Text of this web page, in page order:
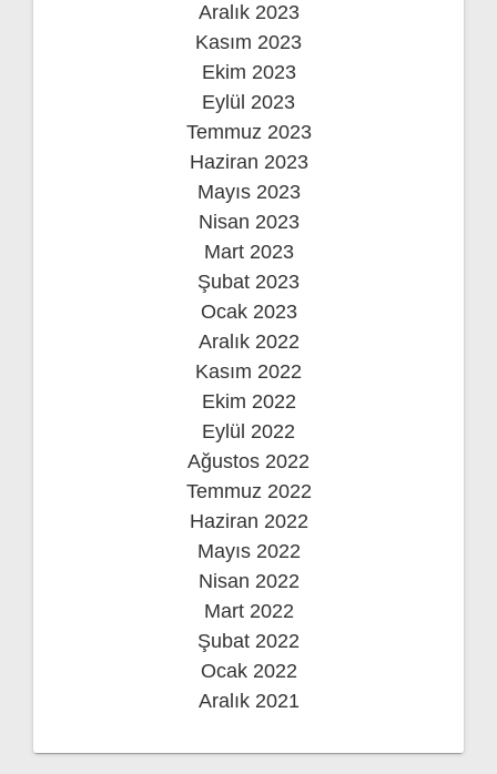
Aralık 2023
Kasım 2023
Ekim 2023
Eylül 2023
Temmuz 2023
Haziran 2023
Mayıs 2023
Nisan 2023
Mart 2023
Şubat 2023
Ocak 2023
Aralık 2022
Kasım 2022
Ekim 2022
Eylül 2022
Ağustos 2022
Temmuz 2022
Haziran 2022
Mayıs 2022
Nisan 2022
Mart 2022
Şubat 2022
Ocak 2022
Aralık 2021